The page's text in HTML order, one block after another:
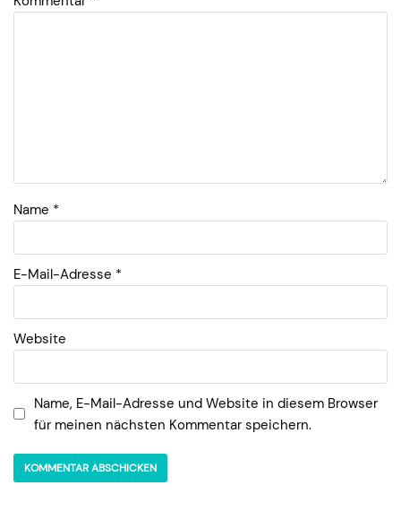
Name *
E-Mail-Adresse *
Website
Name, E-Mail-Adresse und Website in diesem Browser
für meinen nächsten Kommentar speichern.